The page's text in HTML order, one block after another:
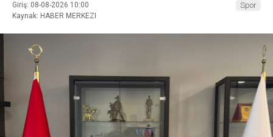
Giriş: 08-08-2026 10:00
Kaynak: HABER MERKEZI
Spor